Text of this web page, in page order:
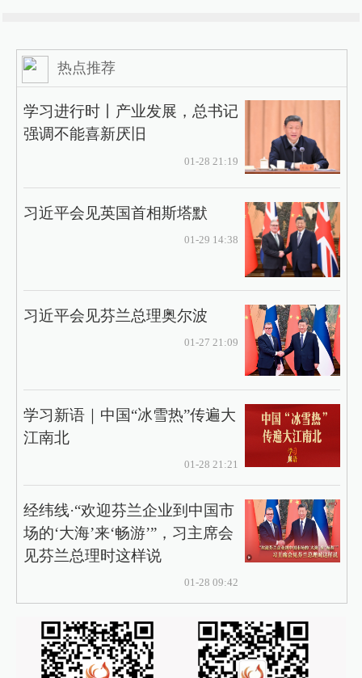
热点推荐
学习进行时丨产业发展，总书记
强调不能喜新厌旧
01-28 21:19
习近平会见英国首相斯塔默
01-29 14:38
习近平会见芬兰总理奥尔波
01-27 21:09
学习新语｜中国“冰雪热”传遍大
江南北
01-28 21:21
经纬线·“欢迎芬兰企业到中国市
场的‘大海’来‘畅游’”，习主席会
见芬兰总理时这样说
01-28 09:42